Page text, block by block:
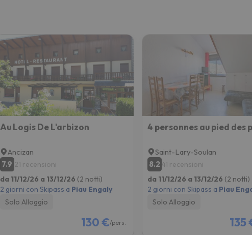
Au Logis De L'arbizon
Ancizan
7.9 21 recensioni
da 11/12/26 a 13/12/26 (2 notti)
2 giorni con Skipass a Piau Engaly
Solo Alloggio
130 €/pers.
Saint-Lary-Soulan
8.2 41 recensioni
da 11/12/26 a 13/12/26 (2 notti)
2 giorni con Skipass a Piau
Solo Alloggio
135